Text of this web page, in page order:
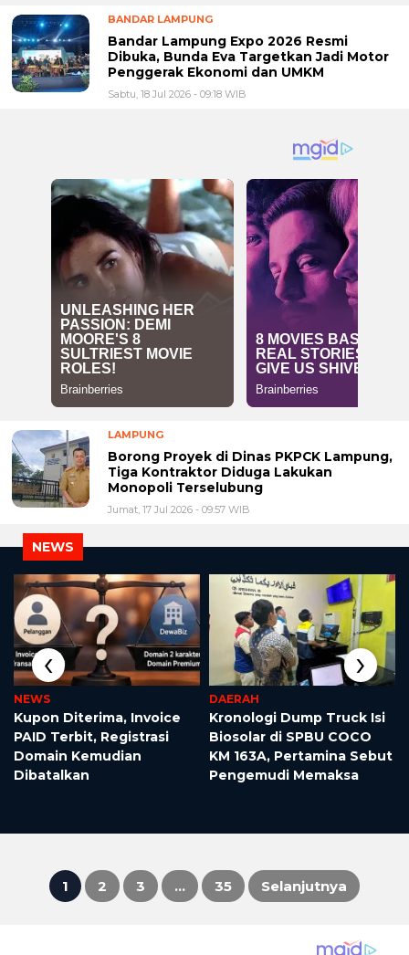
BANDAR LAMPUNG
Bandar Lampung Expo 2026 Resmi
Dibuka, Bunda Eva Targetkan Jadi Motor
Penggerak Ekonomi dan UMKM
Sabtu, 18 Jul 2026 - 09:18 WIB
LAMPUNG
Borong Proyek di Dinas PKPCK Lampung,
Tiga Kontraktor Diduga Lakukan
Monopoli Terselubung
Jumat, 17 Jul 2026 - 09:57 WIB
NEWS
NEWS
Kupon Diterima, Invoice
PAID Terbit, Registrasi
Domain Kemudian
Dibatalkan
DAERAH
Kronologi Dump Truck Isi
Biosolar di SPBU COCO
KM 163A, Pertamina Sebut
Pengemudi Memaksa
‹ ›
Paginasi
1 2 3 … 35 Selanjutnya